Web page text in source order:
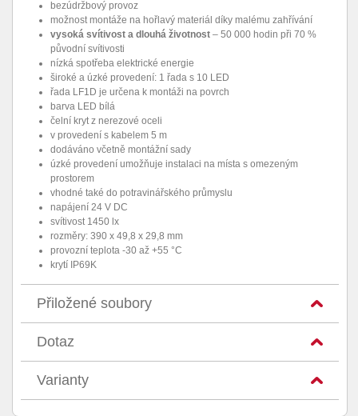
bezúdržbový provoz
možnost montáže na hořlavý materiál díky malému zahřívání
vysoká svítivost a dlouhá životnost – 50 000 hodin při 70 %
původní svítivosti
nízká spotřeba elektrické energie
široké a úzké provedení: 1 řada s 10 LED
řada LF1D je určena k montáži na povrch
barva LED bílá
čelní kryt z nerezové oceli
v provedení s kabelem 5 m
dodáváno včetně montážní sady
úzké provedení umožňuje instalaci na místa s omezeným
prostorem
vhodné také do potravinářského průmyslu
napájení 24 V DC
svítivost 1450 lx
rozměry: 390 x 49,8 x 29,8 mm
provozní teplota -30 až +55 °C
krytí IP69K
Přiložené soubory
Dotaz
Varianty